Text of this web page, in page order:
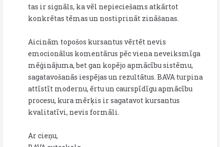
tas ir signāls, ka vēl nepieciešams atkārtot
konkrētas tēmas un nostiprināt zināšanas.
Aicinām topošos kursantus vērtēt nevis
emocionālus komentārus pēc viena neveiksmīga
mēģinājuma, bet gan kopējo apmācību sistēmu,
sagatavošanās iespējas un rezultātus. BAVA turpina
attīstīt modernu, ērtu un caurspīdīgu apmācību
procesu, kura mērķis ir sagatavot kursantus
kvalitatīvi, nevis formāli.
Ar cieņu,